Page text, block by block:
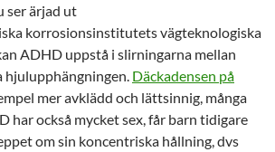
ser ärjad ut
korrosionsinstitutets vägteknologiska
ADHD uppstå i slirningarna mellan
hjulupphängningen. Däckadensen på
mer avklädd och lättsinnig, många
har också mycket sex, får barn tidigare
om sin koncentriska hållning, dvs